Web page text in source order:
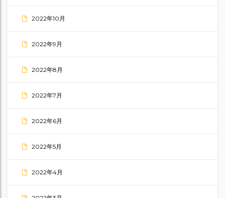
2022年10月
2022年9月
2022年8月
2022年7月
2022年6月
2022年5月
2022年4月